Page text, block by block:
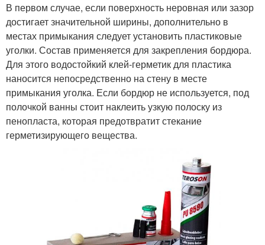
В первом случае, если поверхность неровная или зазор
достигает значительной ширины, дополнительно в
местах примыкания следует установить пластиковые
уголки. Состав применяется для закрепления бордюра.
Для этого водостойкий клей-герметик для пластика
наносится непосредственно на стену в месте
примыкания уголка. Если бордюр не используется, под
полочкой ванны стоит наклеить узкую полоску из
пенопласта, которая предотвратит стекание
герметизирующего вещества.